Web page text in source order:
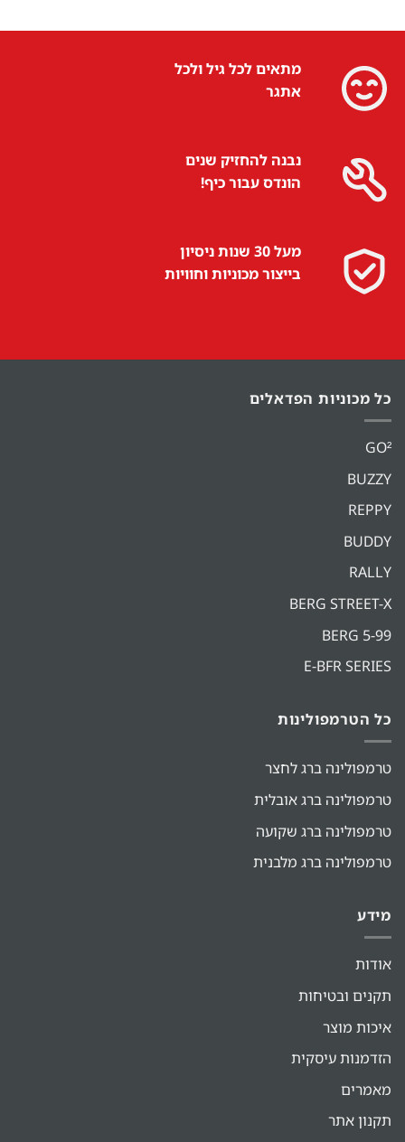
מתאים לכל גיל ולכל
אתגר
נבנה להחזיק שנים
הונדס עבור כיף!
מעל 30 שנות ניסיון
בייצור מכוניות וחוויות
כל מכוניות הפדאלים
GO²
BUZZY
REPPY
BUDDY
RALLY
BERG STREET-X
BERG 5-99
E-BFR SERIES
כל הטרמפולינות
טרמפולינה ברג לחצר
טרמפולינה ברג אובלית
טרמפולינה ברג שקועה
טרמפולינה ברג מלבנית
מידע
אודות
תקנים ובטיחות
איכות מוצר
הזדמנות עיסקית
מאמרים
תקנון אתר